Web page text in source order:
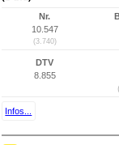
Nr.
10.547
(3.740)
DTV
8.855
Infos...